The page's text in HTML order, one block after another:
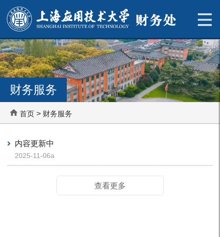
财务服务
首页 > 财务服务
内容更新中
2025-11-06a
查看更多